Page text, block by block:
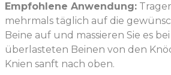
Empfohlene Anwendung:
mehrmals täglich auf die
Beine auf und massieren Sie es
überlasteten Beinen von den
Knien sanft nach oben.